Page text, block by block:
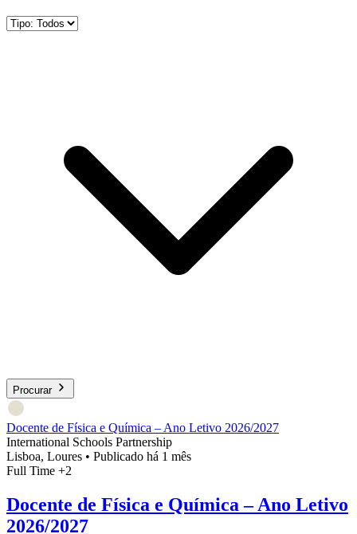
Procurar
Docente de Física e Química – Ano Letivo 2026/2027
International Schools Partnership
Lisboa, Loures • Publicado há 1 mês
Full Time +2
Docente de Física e Química – Ano Letivo
2026/2027